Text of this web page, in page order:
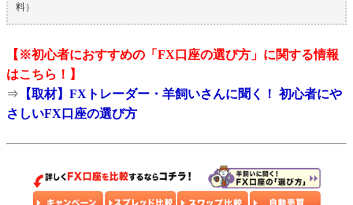
料）
【※初心者におすすめの 「FX口座の選び方」 に関する情報
はこちら！】
⇒ 【取材】FXトレーダー・羊飼いさんに聞く！ 初心者にや
さしいFX口座の選び方